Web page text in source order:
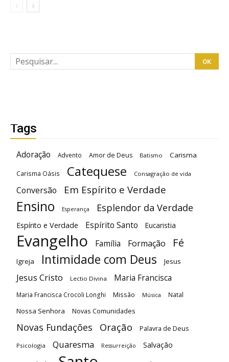
Tags
Adoração Advento Amor de Deus Batismo Carisma
Carisma Oásis Catequese Consagração de vida
Conversão Em Espírito e Verdade
Ensino Esperança Esplendor da Verdade
Espírito e Verdade Espírito Santo Eucaristia
Evangelho Família Formação Fé
Igreja Intimidade com Deus Jesus
Jesus Cristo Lectio Divina Maria Francisca
Maria Francisca Crocoli Longhi Missão Música Natal
Nossa Senhora Novas Comunidades
Novas Fundações Oração Palavra de Deus
Psicologia Quaresma Ressurreição Salvação